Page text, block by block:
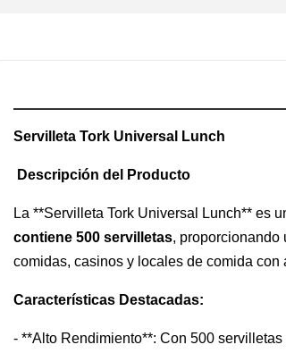
Servilleta Tork Universal Lunch
Descripción del Producto
La **Servilleta Tork Universal Lunch** es
contiene 500 servilletas, proporcionando
comidas, casinos y locales de comida con
Características Destacadas:
- **Alto Rendimiento**: Con 500